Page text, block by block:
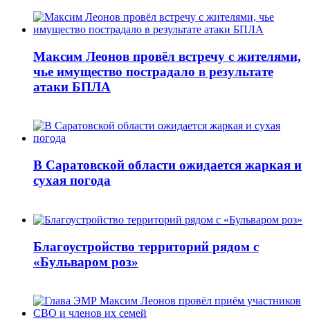
Максим Леонов провёл встречу с жителями,
чье имущество пострадало в результате
атаки БПЛА
В Саратовской области ожидается жаркая и
сухая погода
Благоустройство территорий рядом с
«Бульваром роз»